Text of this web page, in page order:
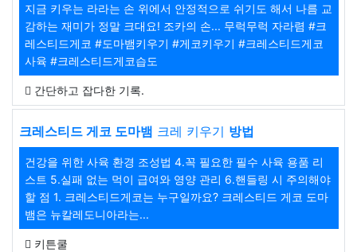
지금 키우는 라라는 손 위에서 안정적으로 쉬기도 해서 나름 교
감하는 재미가 정말 크대요! 조카의 손... 무럭무럭 자라렴 #크
레스티드게코 #도마뱀키우기 #게코키우기 #크레스티드게코
사육 #크레스티드게코습도
간단하고 잡다한 기록.
크레스티드 게코 도마뱀 크레 키우기 방법
건강을 위한 사육 환경 조성법 4.꼭 필요한 필수 사육 용품 리
스트 5.실패 없는 먹이 급여와 영양 관리 6.핸들링 시 주의해야
할 점 1. 크레스티드게코는 누구일까요? 크레스티드 게코 도마
뱀은 뉴칼레도니아라는...
키튼쿨